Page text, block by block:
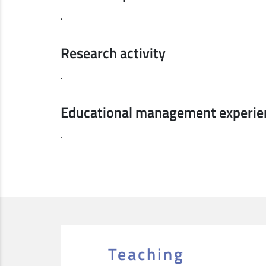
.
Research activity
.
Educational management
.
Teaching